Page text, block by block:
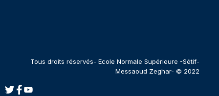
Tous droits réservés- Ecole Normale Supérieure -Sétif-
Messaoud Zeghar- © 2022